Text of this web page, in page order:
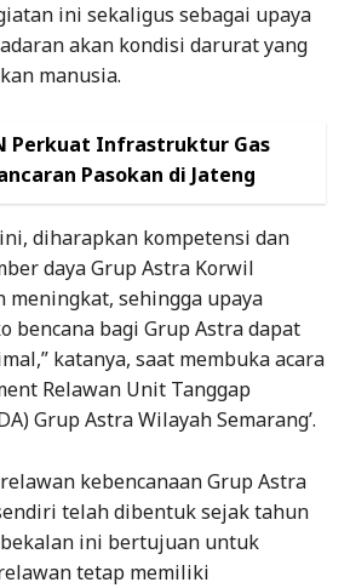
ini sekaligus sebagai upaya
akan kondisi darurat yang
manusia.
Perkuat Infrastruktur Gas
Pasokan di Jateng
diharapkan kompetensi dan
daya Grup Astra Korwil
meningkat, sehingga upaya
bencana bagi Grup Astra dapat
katanya, saat membuka acara
Relawan Unit Tanggap
Grup Astra Wilayah Semarang’.
kebencanaan Grup Astra
telah dibentuk sejak tahun
ini bertujuan untuk
tetap memiliki